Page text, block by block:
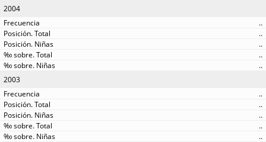
2004
..
..
..
..
..
2003
..
..
..
..
..